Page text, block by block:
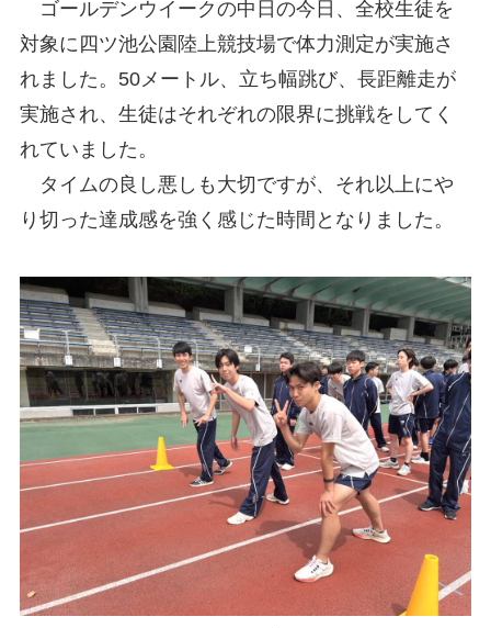
ゴールデンウイークの中日の今日、全校生徒を
対象に四ツ池公園陸上競技場で体力測定が実施さ
れました。50メートル、立ち幅跳び、長距離走が
実施され、生徒はそれぞれの限界に挑戦をしてく
れていました。
タイムの良し悪しも大切ですが、それ以上にや
り切った達成感を強く感じた時間となりました。